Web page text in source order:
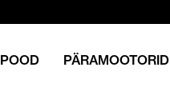
POOD PÄRAMOOTORID